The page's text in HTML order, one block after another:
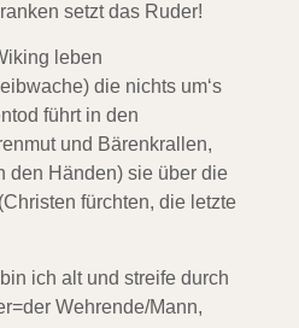
setzt das Ruder!
leben
die nichts um‘s
führt in den
und Bärenkrallen,
den Händen) sie über die
fürchten, die letzte
ich alt und streife durch
Wehrende/Mann,